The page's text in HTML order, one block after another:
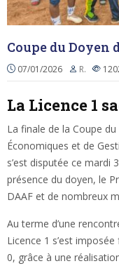
Coupe du Doyen
07/01/2026 R.
La Licence 1
La finale de la Coupe
Économiques et de
s’est disputée ce mardi
présence du doyen, le
DAAF et de nombreux
Au terme d’une
Licence 1 s’est
0, grâce à une